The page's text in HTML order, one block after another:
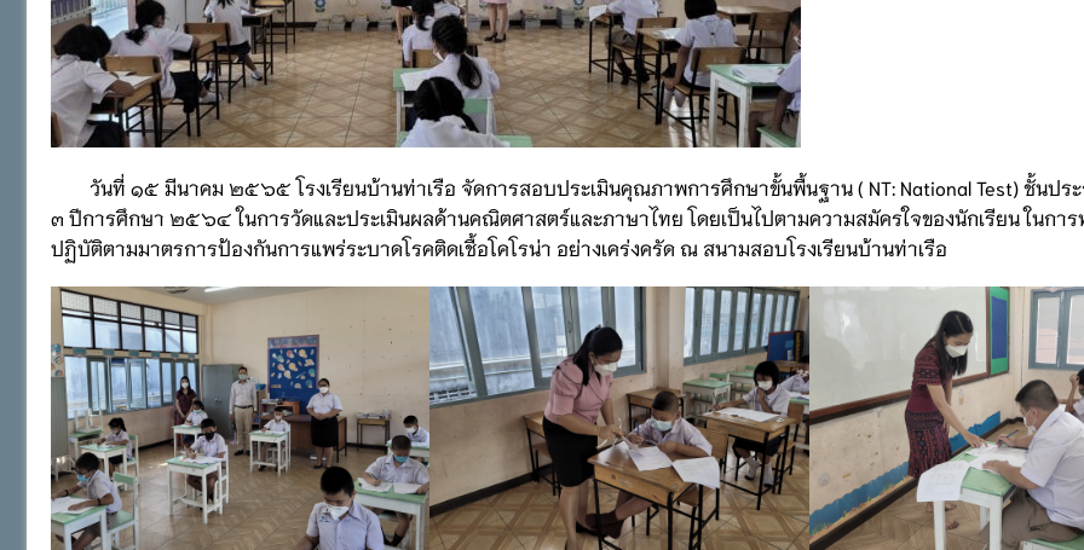
วันที่ ๑๕ มีนาคม ๒๕๖๕ โรงเรียนบ้านท่าเรือ จัดการสอบประเมินคุณภาพการศึกษาขั้นพื้นฐาน ( NT: National Test) ชั้นปร
๓ ปีการศึกษา ๒๕๖๔ ในการวัดและประเมินผลด้านคณิตศาสตร์และภาษาไทย โดยเป็นไปตามความสมัครใจของนักเรียน ในกา
ปฏิบัติตามมาตรการป้องกันการแพร่ระบาดโรคติดเชื้อโคโรน่า อย่างเคร่งครัด ณ สนามสอบโรงเรียนบ้านท่าเรือ